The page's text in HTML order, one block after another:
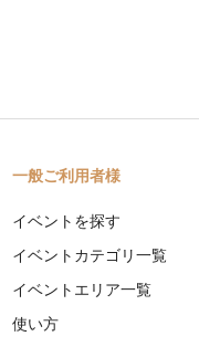
一般ご利用者様
イベントを探す
イベントカテゴリ一覧
イベントエリア一覧
使い方